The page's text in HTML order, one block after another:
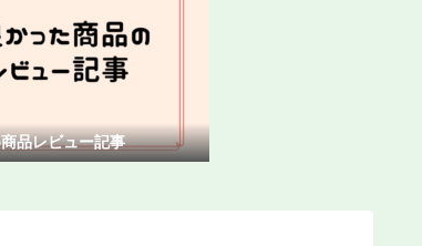
品レビュー記事